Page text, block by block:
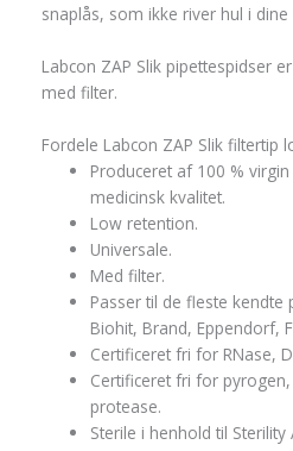
snaplås, som ikke river hul i dine
Labcon ZAP Slik pipettespidser
med filter.
Fordele Labcon ZAP Slik filtertip
Produceret af 100 %
medicinsk kvalitet.
Low retention.
Universale.
Med filter.
Passer til de fleste kendte
Biohit, Brand, Eppendorf,
Certificeret fri for RNase,
Certificeret fri for
protease.
Sterile i henhold til Sterility